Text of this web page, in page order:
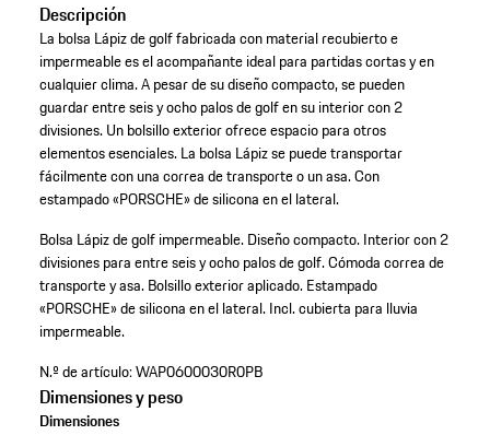
Descripción
La bolsa Lápiz de golf fabricada con material recubierto e
impermeable es el acompañante ideal para partidas cortas y en
cualquier clima. A pesar de su diseño compacto, se pueden
guardar entre seis y ocho palos de golf en su interior con 2
divisiones. Un bolsillo exterior ofrece espacio para otros
elementos esenciales. La bolsa Lápiz se puede transportar
fácilmente con una correa de transporte o un asa. Con
estampado «PORSCHE» de silicona en el lateral.
Bolsa Lápiz de golf impermeable.Diseño compacto.Interior con 2
divisiones para entre seis y ocho palos de golf.Cómoda correa de
transporte y asa.Bolsillo exterior aplicado.Estampado
«PORSCHE» de silicona en el lateral.Incl. cubierta para lluvia
impermeable.
N.º de artículo:WAP0600030R0PB
Dimensiones y peso
Dimensiones